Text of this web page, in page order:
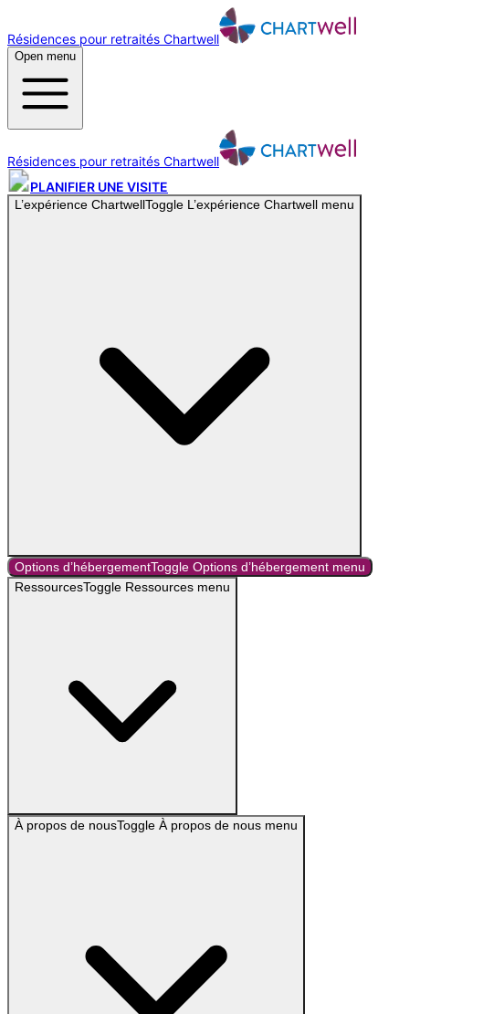
Résidences pour retraités Chartwell
Open menu
Résidences pour retraités Chartwell
PLANIFIER UNE VISITE
L’expérience ChartwellToggle L’expérience Chartwell menu
Options d’hébergementToggle Options d’hébergement menu
RessourcesToggle Ressources menu
À propos de nousToggle À propos de nous menu